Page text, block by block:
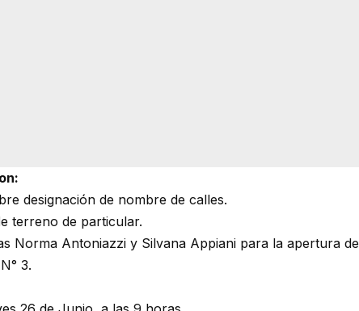
designación de nombre de calles.
terreno de particular.
Norma Antoniazzi y Silvana Appiani para la apertura de
3.